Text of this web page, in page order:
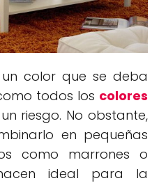
color que se deba
todos los colores
riesgo. No obstante,
en pequeñas
como marrones o
ideal para la